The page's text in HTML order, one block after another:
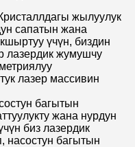
жылуулук
сапатын жана
үчүн, биздин
лазердик жумушчу
лазер массивин
багытын
жана нурдун
биз лазердик
насостун багытын